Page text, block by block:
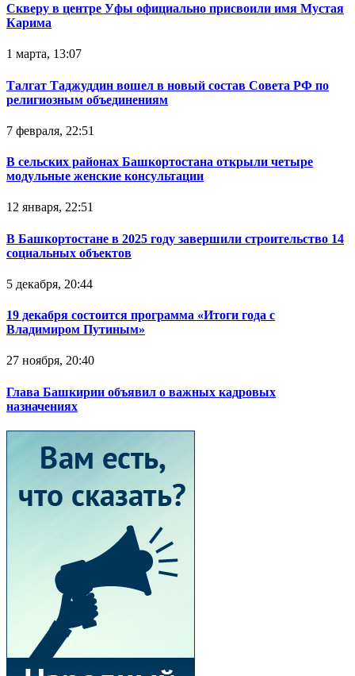
Скверу в центре Уфы официально присвоили имя Мустая
Карима
1 марта, 13:07
Талгат Таджуддин вошел в новый состав Совета РФ по
религиозным объединениям
7 февраля, 22:51
В сельских районах Башкортостана открыли четыре
модульные женские консультации
12 января, 22:51
В Башкортостане в 2025 году завершили строительство 14
социальных объектов
5 декабря, 20:44
19 декабря состоится программа «Итоги года с
Владимиром Путиным»
27 ноября, 20:40
Глава Башкирии объявил о важных кадровых
назначениях